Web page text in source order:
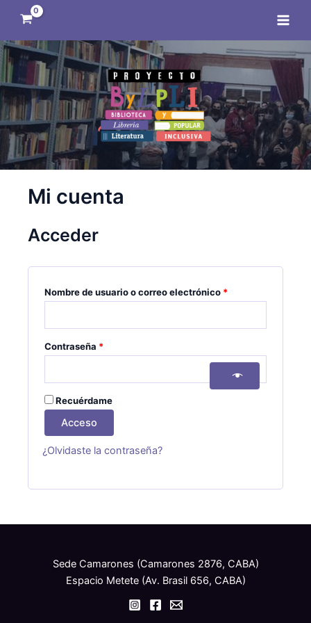
contenido
Main
Mi cuenta
Acceder
Nombre de usuario o correo electrónico *
Contraseña *
Recuérdame
Acceso
¿Olvidaste la contraseña?
Sede Camarones (Camarones 2876, CABA)
Espacio Metete (Av. Brasil 656, CABA)